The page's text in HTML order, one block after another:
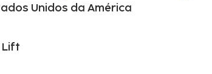
Unidos da América
Lift